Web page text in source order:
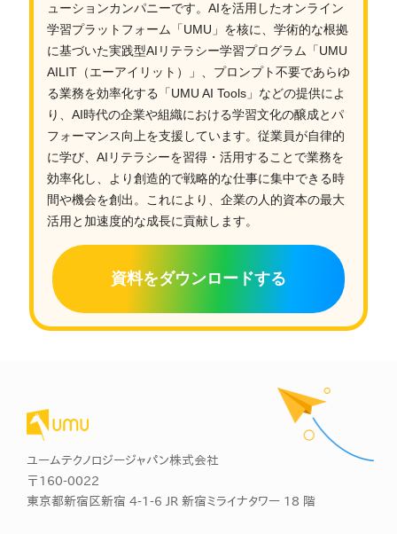
ューションカンパニーです。AIを活用したオンライン
学習プラットフォーム「UMU」を核に、学術的な根拠
に基づいた実践型AIリテラシー学習プログラム「UMU
AILIT（エーアイリット）」、プロンプト不要であらゆ
る業務を効率化する「UMU AI Tools」などの提供によ
り、AI時代の企業や組織における学習文化の醸成とパ
フォーマンス向上を支援しています。従業員が自律的
に学び、AIリテラシーを習得・活用することで業務を
効率化し、より創造的で戦略的な仕事に集中できる時
間や機会を創出。これにより、企業の人的資本の最大
活用と加速度的な成長に貢献します。
資料をダウンロードする
ユームテクノロジージャパン株式会社
〒160-0022
東京都新宿区新宿 4-1-6 JR 新宿ミライナタワー 18 階